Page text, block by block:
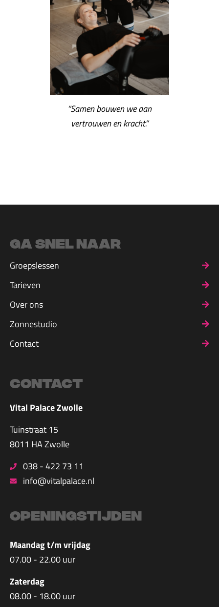
“Samen bouwen we aan
vertrouwen en kracht.”
Ga snel naar
Groepslessen
Tarieven
Over ons
Zonnestudio
Contact
Contact
Vital Palace Zwolle
Tuinstraat 15
8011 HA Zwolle
038 - 422 73 11
info@vitalpalace.nl
Openingstijden
Maandag t/m vrijdag
07.00 - 22.00 uur
Zaterdag
08.00 - 18.00 uur